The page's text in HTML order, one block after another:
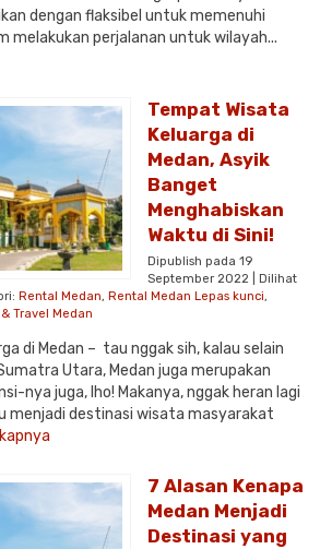
dengan flaksibel untuk memenuhi
melakukan perjalanan untuk wilayah...
Tempat Wisata
Keluarga di
Medan, Asyik
Banget
Menghabiskan
Waktu di Sini!
Dipublish pada 19
September 2022 | Dilihat
Rental Medan, Rental Medan Lepas kunci,
Travel Medan
di Medan – tau nggak sih, kalau selain
Utara, Medan juga merupakan
nya juga, lho! Makanya, nggak heran lagi
menjadi destinasi wisata masyarakat
7 Alasan Kenapa
Medan Menjadi
Destinasi yang